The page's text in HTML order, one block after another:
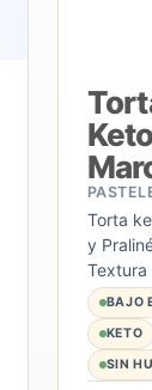
Torta
y
Textura
intenso
g.
BAJO
KETO
SIN